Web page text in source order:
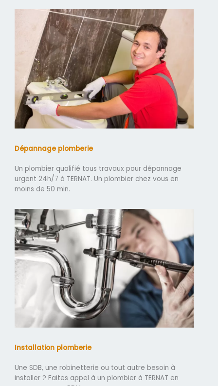
Dépannage plomberie
Un plombier qualifié tous travaux pour dépannage
urgent 24h/7 à TERNAT. Un plombier chez vous en
moins de 50 min.
Installation plomberie
Une SDB, une robinetterie ou tout autre besoin à
installer ? Faites appel à un plombier à TERNAT en